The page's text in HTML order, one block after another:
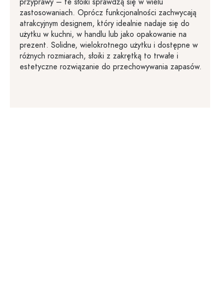
zastosowaniach. Oprócz funkcjonalności zachwycają
atrakcyjnym designem, który idealnie nadaje się do
użytku w kuchni, w handlu lub jako opakowanie na
prezent. Solidne, wielokrotnego użytku i dostępne w
różnych rozmiarach, słoiki z zakrętką to trwałe i
estetyczne rozwiązanie do przechowywania zapasów.